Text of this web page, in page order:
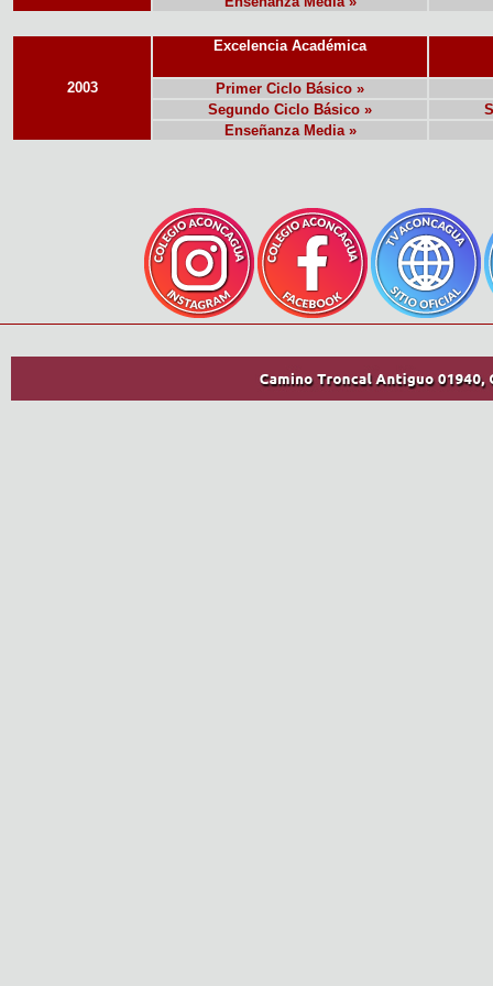
2003
Excelencia Académica
Primer Ciclo Básico »
Segundo Ciclo Básico »
Enseñanza Media »